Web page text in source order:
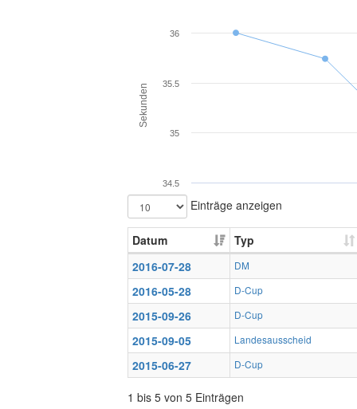
Sekunden
34.5
35
35.5
36
Einträge anzeigen
Datum
Typ
2016-07-28
DM
2016-05-28 D-Cup
2015-09-26 D-Cup
2015-09-05 Landesausscheid
2015-06-27 D-Cup
1 bis 5 von 5 Einträgen